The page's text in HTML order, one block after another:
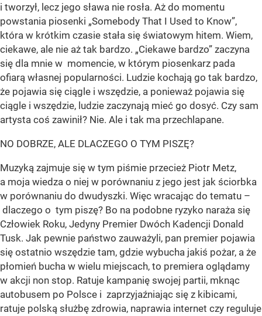
i tworzył, lecz jego sława nie rosła. Aż do momentu
powstania piosenki „Somebody That I Used to Know”,
która w krótkim czasie stała się światowym hitem. Wiem,
ciekawe, ale nie aż tak bardzo. „Ciekawe bardzo” zaczyna
się dla mnie w momencie, w którym piosenkarz pada
ofiarą własnej popularności. Ludzie kochają go tak bardzo,
że pojawia się ciągle i wszędzie, a ponieważ pojawia się
ciągle i wszędzie, ludzie zaczynają mieć go dosyć. Czy sam
artysta coś zawinił? Nie. Ale i tak ma przechlapane.
NO DOBRZE, ALE DLACZEGO O TYM PISZĘ?
Muzyką zajmuje się w tym piśmie przecież Piotr Metz,
a moja wiedza o niej w porównaniu z jego jest jak ściorbka
w porównaniu do dwudyszki. Więc wracając do tematu –
dlaczego o tym piszę? Bo na podobne ryzyko naraża się
Człowiek Roku, Jedyny Premier Dwóch Kadencji Donald
Tusk. Jak pewnie państwo zauważyli, pan premier pojawia
się ostatnio wszędzie tam, gdzie wybucha jakiś pożar, a że
płomień bucha w wielu miejscach, to premiera oglądamy
w akcji non stop. Ratuje kampanię swojej partii, mknąc
autobusem po Polsce i zaprzyjaźniając się z kibicami,
ratuje polską służbę zdrowia, naprawia internet czy reguluje